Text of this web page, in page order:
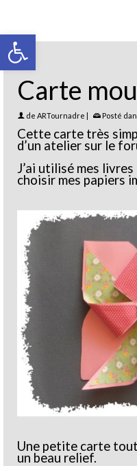
Ouvrir la barre d’outils
Carte
de ARTournadre | Posté
Cette carte très
d’un atelier sur le
J’ai utilisé mes
choisir mes papiers
Une petite carte
un beau relief.